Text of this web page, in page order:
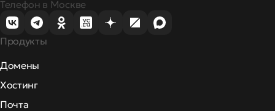
Телефон в Москве
Продукты
Домены
Хостинг
Почта